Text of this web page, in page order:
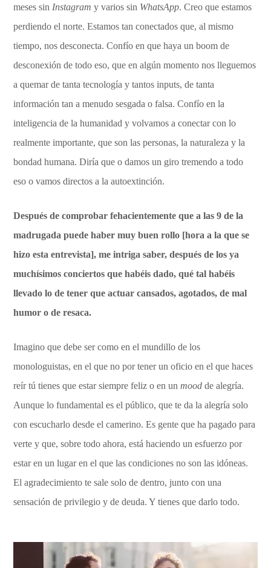
meses sin Instagram y varios sin WhatsApp. Creo que estamos
perdiendo el norte. Estamos tan conectados que, al mismo
tiempo, nos desconecta. Confío en que haya un boom de
desconexión de todo eso, que en algún momento nos lleguemos
a quemar de tanta tecnología y tantos inputs, de tanta
información tan a menudo sesgada o falsa. Confío en la
inteligencia de la humanidad y volvamos a conectar con lo
realmente importante, que son las personas, la naturaleza y la
bondad humana. Diría que o damos un giro tremendo a todo
eso o vamos directos a la autoextinción.
Después de comprobar fehacientemente que a las 9 de la
madrugada puede haber muy buen rollo [hora a la que se
hizo esta entrevista], me intriga saber, después de los ya
muchísimos conciertos que habéis dado, qué tal habéis
llevado lo de tener que actuar cansados, agotados, de mal
humor o de resaca.
Imagino que debe ser como en el mundillo de los
monologuistas, en el que no por tener un oficio en el que haces
reír tú tienes que estar siempre feliz o en unmood de alegría.
Aunque lo fundamental es el público, que te da la alegría solo
con escucharlo desde el camerino. Es gente que ha pagado para
verte y que, sobre todo ahora, está haciendo un esfuerzo por
estar en un lugar en el que las condiciones no son las idóneas.
El agradecimiento te sale solo de dentro, junto con una
sensación de privilegio y de deuda. Y tienes que darlo todo.